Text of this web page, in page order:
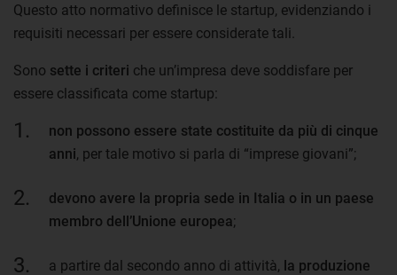
Questo atto normativo definisce le startup, evidenziando i
requisiti necessari per essere considerate tali.
Sono sette i criteri che un’impresa deve soddisfare per
essere classificata come startup:
non possono essere state costituite da più di cinque
anni, per tale motivo si parla di “imprese giovani”;
devono avere la propria sede in Italia o in un paese
membro dell’Unione europea;
a partire dal secondo anno di attività, la produzione